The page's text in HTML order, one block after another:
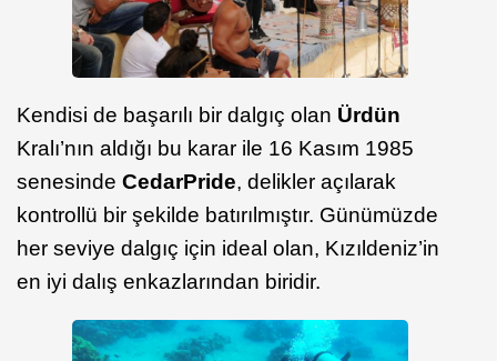
Kendisi de başarılı bir dalgıç olan Ürdün
Kralı’nın aldığı bu karar ile 16 Kasım 1985
senesinde CedarPride, delikler açılarak
kontrollü bir şekilde batırılmıştır. Günümüzde
her seviye dalgıç için ideal olan, Kızıldeniz’in
en iyi dalış enkazlarından biridir.